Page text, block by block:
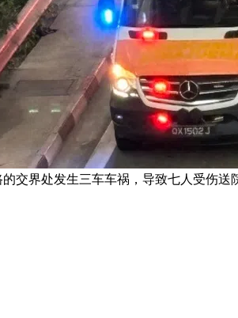
交界处发生三车车祸，导致七人受伤送